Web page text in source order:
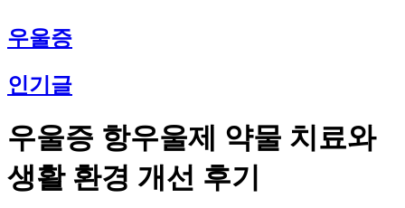
우울증
인기글
우울증 항우울제 약물 치료와
생활 환경 개선 후기